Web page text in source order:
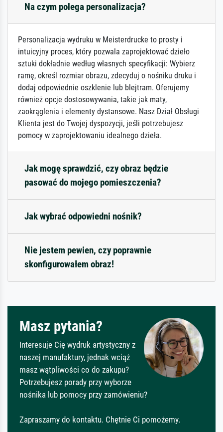
Na czym polega personalizacja?
Personalizacja wydruku w Meisterdrucke to prosty i
intuicyjny proces, który pozwala zaprojektować dzieło
sztuki dokładnie według własnych specyfikacji: Wybierz
ramę, określ rozmiar obrazu, zdecyduj o nośniku druku i
dodaj odpowiednie oszklenie lub blejtram. Oferujemy
również opcje dostosowywania, takie jak maty,
zaokrąglenia i elementy dystansowe. Nasz Dział Obsługi
Klienta jest do Twojej dyspozycji, jeśli potrzebujesz
pomocy w zaprojektowaniu idealnego dzieła.
Jak mogę sprawdzić, czy obraz będzie
pasować do mojego pomieszczenia?
Jak wybrać odpowiedni nośnik?
Nie jestem pewien, czy poprawnie
skonfigurowałem obraz!
Masz pytania?
Interesuje Cię wydruk artystyczny z
naszej manufaktury, jednak wciąż
masz wątpliwości co do zakupu?
Potrzebujesz porady przy wyborze
nośnika lub pomocy przy zamówieniu?
Zapraszamy do kontaktu. Chętnie Ci pomożemy.